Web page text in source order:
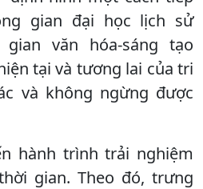
gian đại học lịch sử
văn hóa-sáng tạo
tại và tương lai của tri
và không ngừng được
hành trình trải nghiệm
gian. Theo đó, trưng